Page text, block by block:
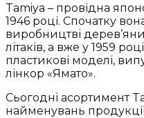
Tamiya – провідна
1946 році. Спочатку
виробництві
літаків, а вже у 1959
пластикові моделі,
лінкор «Ямато».
Сьогодні асортимент
найменувань